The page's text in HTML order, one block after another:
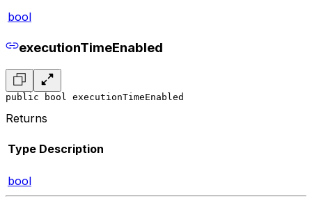
bool
executionTimeEnabled
public bool executionTimeEnabled
Returns
Type Description
bool